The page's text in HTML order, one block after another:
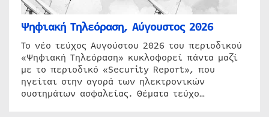
Ψηφιακή Τηλεόραση, Αύγουστος 2026
Το νέο τεύχος Αυγούστου 2026 του περιοδικού
«Ψηφιακή Τηλεόραση» κυκλοφορεί πάντα μαζί
με το περιοδικό «Security Report», που
ηγείται στην αγορά των ηλεκτρονικών
συστημάτων ασφαλείας. Θέματα τεύχο…